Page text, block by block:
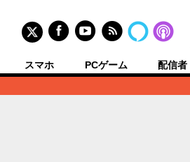
スマホ PCゲーム 配信者